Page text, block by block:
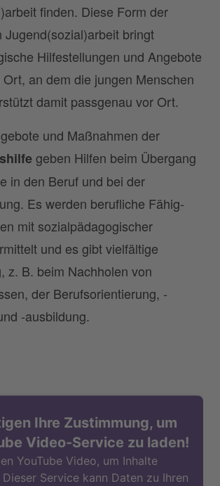
finden. Diese Form der
Jugend(sozial)arbeit bringt
Hilfestellungen und Angebote
an dem die jungen Menschen
damit passgenau vor Ort.
und Maßnahmen der
geben Hilfen beim Übergang
in den Beruf und bei der
Es werden berufliche Fähig-
mit sozialpädagogischer
und es gibt vielfältige
z. B. beim Nachholen von
der Berufsorientierung, -
-ausbildung.
Ihre Zustimmung, um
Video-Service zu laden!
YouTube Video, um Inhalte
Service kann Daten zu Ihren